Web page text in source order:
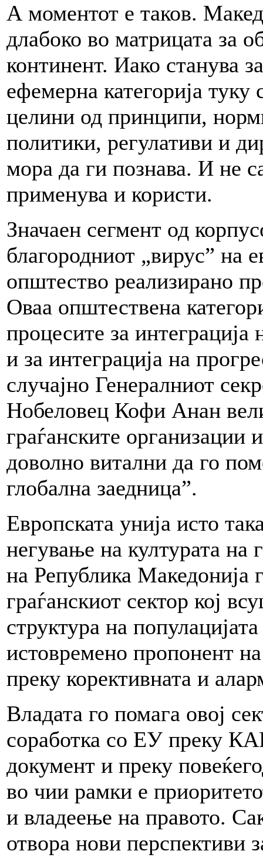
А моментот е таков.
длабоко во матрицата за
континент. Иако станува
ефемерна категорија туку
целини од принципи,
политики, регулативи и
мора да ги познава. И не
применува и користи.
Значаен сегмент од
благородниот „вирус” на
општество реализирано
Оваа општествена
процесите за
и за интеграција на
случајно Генералниот
Нобеловец Кофи Анан
граѓанските организации
доволно витални да го
глобална заедница”.
Европската унија исто
негување на културата на
на Република Македонија
граѓанскиот сектор кој
структура на
истовремено пропонент
преку корективната и
Владата го помага овој
соработка со ЕУ преку
документ и преку
во чии рамки е
и владеење на правото.
отвора нови перспективи